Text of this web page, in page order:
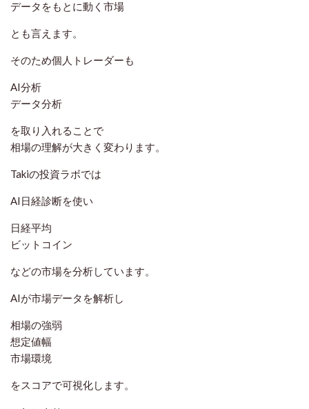
データをもとに動く市場
とも言えます。
そのため個人トレーダーも
AI分析
データ分析
を取り入れることで
相場の理解が大きく変わります。
Takiの投資ラボでは
AI日経診断を使い
日経平均
ビットコイン
などの市場を分析しています。
AIが市場データを解析し
相場の強弱
想定値幅
市場環境
をスコアで可視化します。